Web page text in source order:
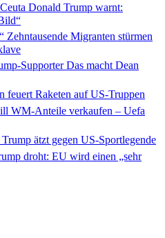
Donald Trump warnt:
Zehntausende Migranten stürmen
SupporterDas macht Dean
feuert Raketen auf US-Truppen
WM-Anteile verkaufen – Uefa
Trump ätzt gegen US-Sportlegende
droht: EU wird einen „sehr